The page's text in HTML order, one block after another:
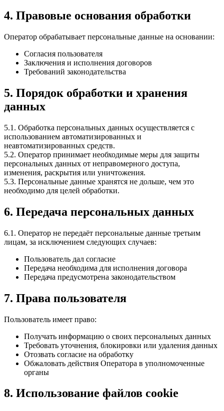
4. Правовые основания обработки
Оператор обрабатывает персональные данные на основании:
Согласия пользователя
Заключения и исполнения договоров
Требований законодательства
5. Порядок обработки и хранения
данных
5.1. Обработка персональных данных осуществляется с
использованием автоматизированных и
неавтоматизированных средств.
5.2. Оператор принимает необходимые меры для защиты
персональных данных от неправомерного доступа,
изменения, раскрытия или уничтожения.
5.3. Персональные данные хранятся не дольше, чем это
необходимо для целей обработки.
6. Передача персональных данных
6.1. Оператор не передаёт персональные данные третьим
лицам, за исключением следующих случаев:
Пользователь дал согласие
Передача необходима для исполнения договора
Передача предусмотрена законодательством
7. Права пользователя
Пользователь имеет право:
Получать информацию о своих персональных данных
Требовать уточнения, блокировки или удаления данных
Отозвать согласие на обработку
Обжаловать действия Оператора в уполномоченные
органы
8. Использование файлов cookie